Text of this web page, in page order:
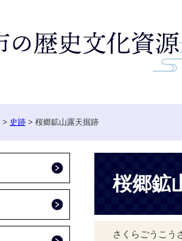
> 史跡 > 桜郷鉱山露天掘跡
桜郷鉱
さくらごうこう